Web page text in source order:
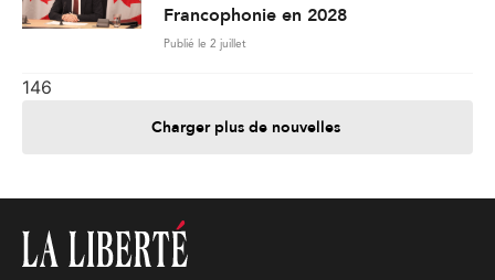
Francophonie en 2028
Publié le 2 juillet
146
Charger plus de nouvelles